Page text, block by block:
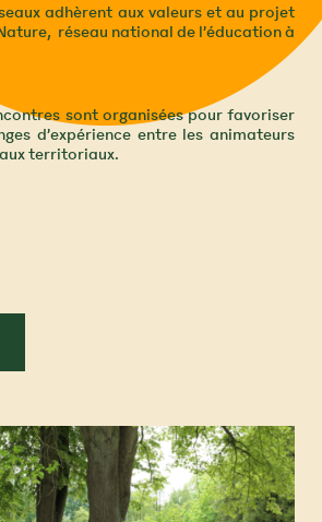
adhèrent aux valeurs et au projet
réseau national de l’éducation à
sont organisées pour favoriser
d’expérience entre les animateurs
territoriaux.